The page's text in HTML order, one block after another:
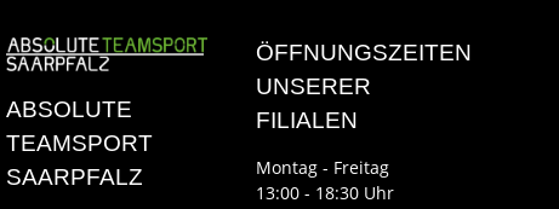
ABSOLUTE
TEAMSPORT
SAARPFALZ
ÖFFNUNGSZEITEN
UNSERER
FILIALEN
Montag - Freitag
13:00 - 18:30 Uhr